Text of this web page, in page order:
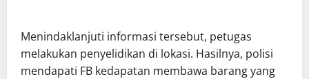
Menindaklanjuti informasi tersebut, petugas
melakukan penyelidikan di lokasi. Hasilnya, polisi
mendapati FB kedapatan membawa barang yang